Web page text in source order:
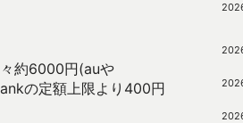
約6000円(auや
の定額上限より400円